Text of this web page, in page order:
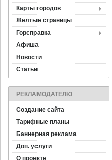
Карты городов
Желтые страницы
Горсправка
Афиша
Новости
Статьи
РЕКЛАМОДАТЕЛЮ
Создание сайта
Тарифные планы
Баннерная реклама
Доп. услуги
О проекте